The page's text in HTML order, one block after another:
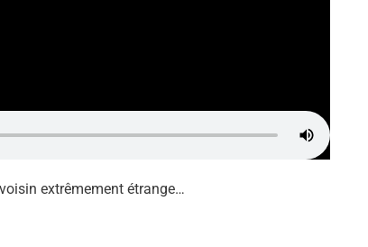
extrêmement étrange…